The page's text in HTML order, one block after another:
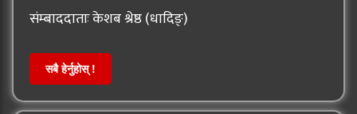
संम्बाददाताः केशब श्रेष्ठ (धादिङ्)
सबै हेर्नुहोस् !